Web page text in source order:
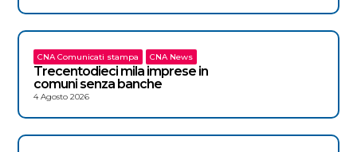
CNA Comunicati stampa CNA News
Trecentodieci mila imprese in
comuni senza banche
4 Agosto 2026